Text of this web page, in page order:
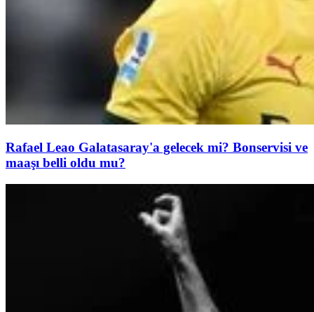
Rafael Leao Galatasaray'a gelecek mi? Bonservisi ve
maaşı belli oldu mu?